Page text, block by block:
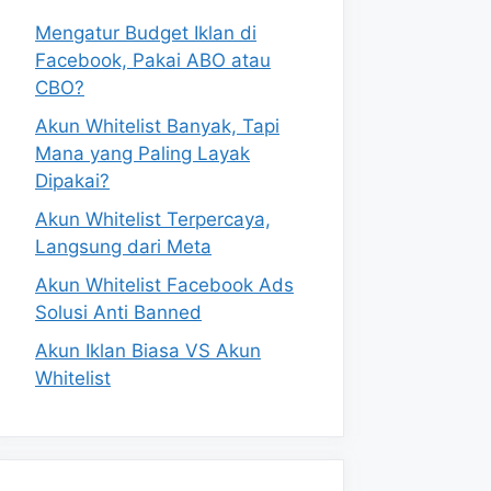
Mengatur Budget Iklan di
Facebook, Pakai ABO atau
CBO?
Akun Whitelist Banyak, Tapi
Mana yang Paling Layak
Dipakai?
Akun Whitelist Terpercaya,
Langsung dari Meta
Akun Whitelist Facebook Ads
Solusi Anti Banned
Akun Iklan Biasa VS Akun
Whitelist